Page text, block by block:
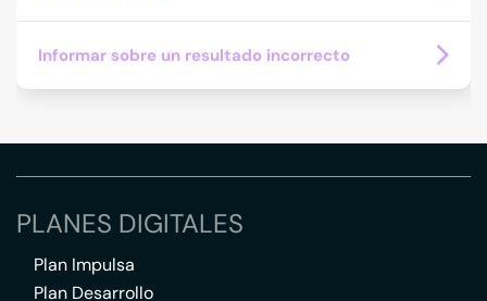
Informar sobre un resultado incorrecto
PLANES DIGITALES
Plan Impulsa
Plan Desarrollo